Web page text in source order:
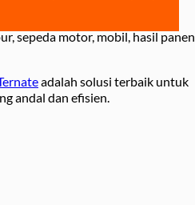
sepeda motor, mobil, hasil panen
adalah solusi terbaik untuk
andal dan efisien.